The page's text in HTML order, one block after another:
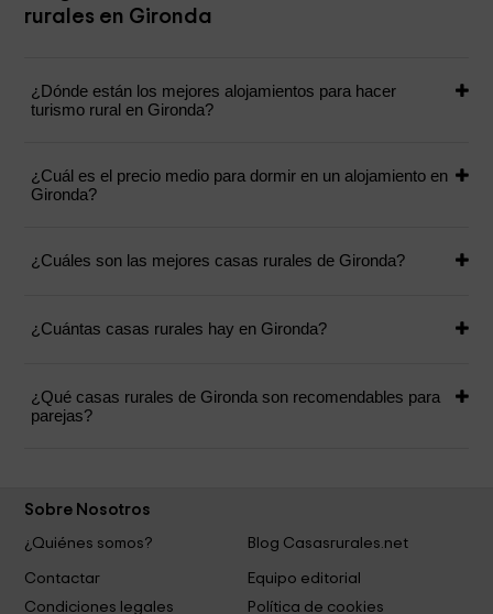
rurales en Gironda
¿Dónde están los mejores alojamientos para hacer
turismo rural en Gironda?
¿Cuál es el precio medio para dormir en un alojamiento en
Gironda?
¿Cuáles son las mejores casas rurales de Gironda?
¿Cuántas casas rurales hay en Gironda?
¿Qué casas rurales de Gironda son recomendables para
parejas?
Sobre Nosotros
¿Quiénes somos?
Blog Casasrurales.net
Contactar
Equipo editorial
Condiciones legales
Política de cookies